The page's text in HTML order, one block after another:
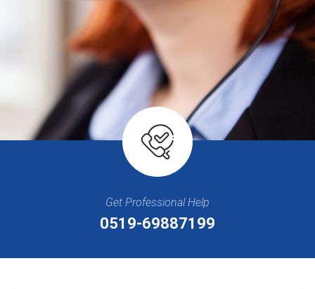
Get Professional Help
0519-69887199